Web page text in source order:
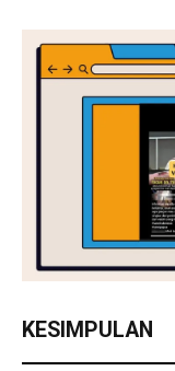
KESIMPULAN